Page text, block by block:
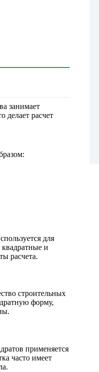
занимает
делает расчет
для
и
расчета.
строительных
форму,
применяется
часто имеет